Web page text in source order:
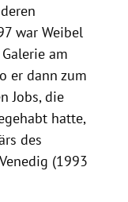
war Weibel
am
er dann zum
Jobs, die
hatte,
des
(1993